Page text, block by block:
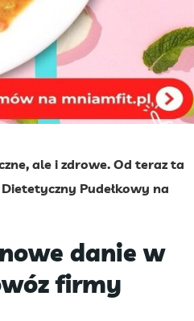
ale i zdrowe. Od teraz ta
Pudełkowy na
danie w
firmy